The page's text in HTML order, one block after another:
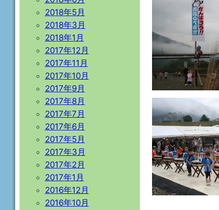
2018年5月
2018年3月
2018年1月
2017年12月
2017年11月
2017年10月
2017年9月
2017年8月
2017年7月
2017年6月
2017年5月
2017年3月
2017年2月
2017年1月
2016年12月
2016年10月